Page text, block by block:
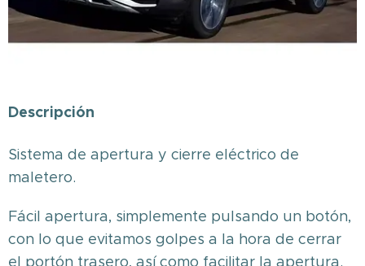
Descripción
Sistema de apertura y cierre eléctrico de
maletero.
Fácil apertura, simplemente pulsando un botón,
con lo que evitamos golpes a la hora de cerrar
el portón trasero, así como facilitar la apertura.